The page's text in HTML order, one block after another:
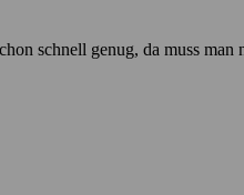
schnell genug, da muss man